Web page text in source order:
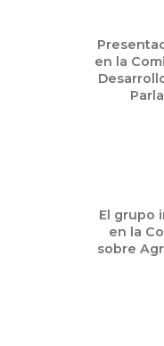
18
2015
en la
17
2015
El grupo
en la
sobre